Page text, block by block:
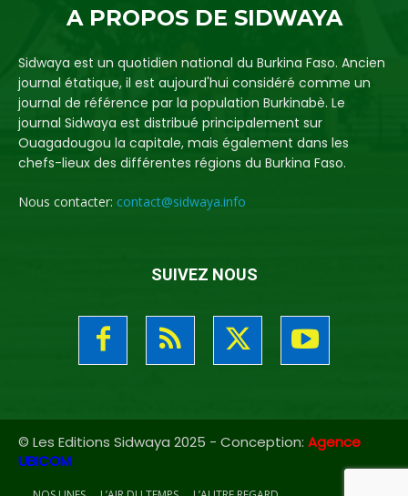
A PROPOS DE SIDWAYA
Sidwaya est un quotidien national du Burkina Faso. Ancien
journal étatique, il est aujourd'hui considéré comme un
journal de référence par la population Burkinabè. Le
journal Sidwaya est distribué principalement sur
Ouagadougou la capitale, mais également dans les
chefs-lieux des différentes régions du Burkina Faso.
Nous contacter: contact@sidwaya.info
SUIVEZ NOUS
© Les Editions Sidwaya 2025 - Conception: Agence
UBICOM